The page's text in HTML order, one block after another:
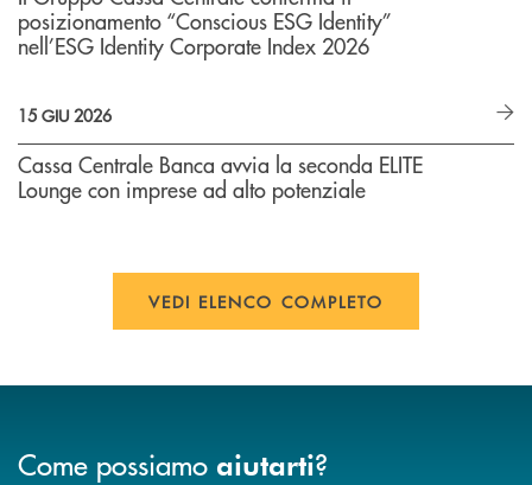
posizionamento “Conscious ESG Identity”
nell’ESG Identity Corporate Index 2026
15 GIU 2026
Cassa Centrale Banca avvia la seconda ELITE
Lounge con imprese ad alto potenziale
VEDI ELENCO COMPLETO
Come possiamo aiutarti?